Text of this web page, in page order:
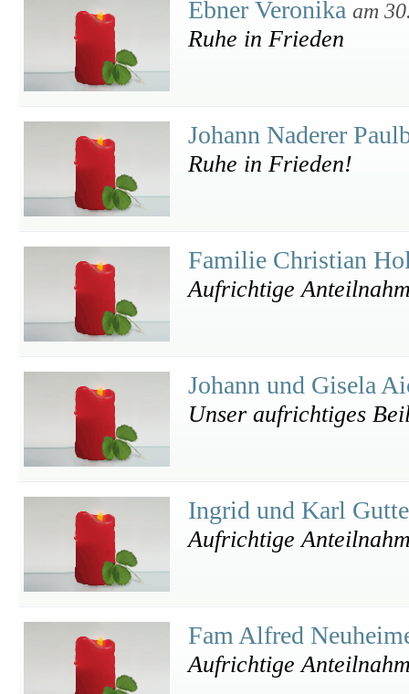
Ebner Veronika am
Ruhe in Frieden
Johann Naderer
Ruhe in Frieden!
Familie Christian
Aufrichtige
Johann und Gisela
Unser aufrichtiges
Ingrid und Karl
Aufrichtige
Fam Alfred
Aufrichtige